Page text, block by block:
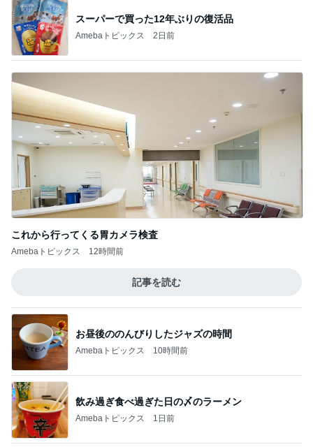
お昼後ののんびりしたジャズの時間
飲み過ぎ食べ過ぎた日の〆のラーメン
Amebaトピックス 1日前
猫目当てで買ったカルディのグッズ
Amebaトピックス 1日前
Amebaトピックス 2日前